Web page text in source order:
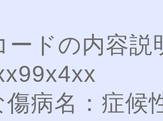
ードの内容
傷病名：症候